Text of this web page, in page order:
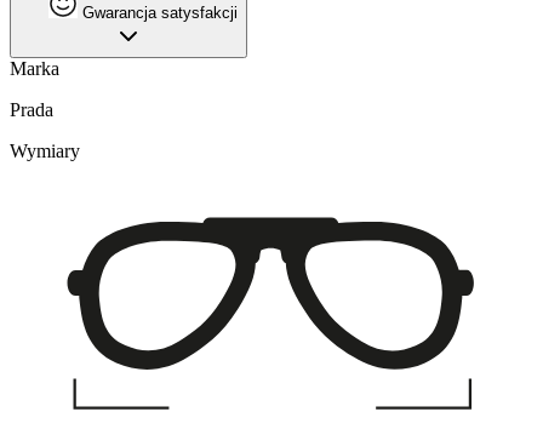
Gwarancja satysfakcji
Marka
Prada
Wymiary